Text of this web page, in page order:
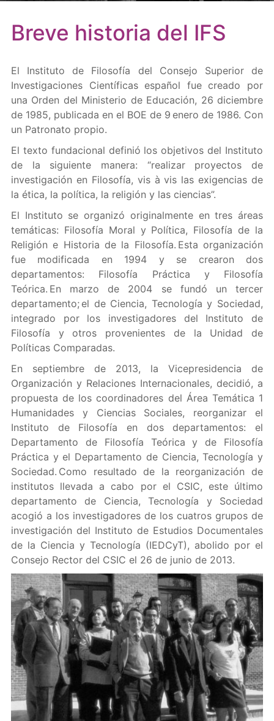
Breve historia del IFS
El Instituto de Filosofía del Consejo Superior de
Investigaciones Científicas español fue creado por
una Orden del Ministerio de Educación, 26 diciembre
de 1985, publicada en el BOE de 9 enero de 1986. Con
un Patronato propio.
El texto fundacional definió los objetivos del Instituto
de la siguiente manera: “realizar proyectos de
investigación en Filosofía, vis à vis las exigencias de
la ética, la política, la religión y las ciencias”.
El Instituto se organizó originalmente en tres áreas
temáticas: Filosofía Moral y Política, Filosofía de la
Religión e Historia de la Filosofía. Esta organización
fue modificada en 1994 y se crearon dos
departamentos: Filosofía Práctica y Filosofía
Teórica. En marzo de 2004 se fundó un tercer
departamento; el de Ciencia, Tecnología y Sociedad,
integrado por los investigadores del Instituto de
Filosofía y otros provenientes de la Unidad de
Políticas Comparadas.
En septiembre de 2013, la Vicepresidencia de
Organización y Relaciones Internacionales, decidió, a
propuesta de los coordinadores del Área Temática 1
Humanidades y Ciencias Sociales, reorganizar el
Instituto de Filosofía en dos departamentos: el
Departamento de Filosofía Teórica y de Filosofía
Práctica y el Departamento de Ciencia, Tecnología y
Sociedad. Como resultado de la reorganización de
institutos llevada a cabo por el CSIC, este último
departamento de Ciencia, Tecnología y Sociedad
acogió a los investigadores de los cuatros grupos de
investigación del Instituto de Estudios Documentales
de la Ciencia y Tecnología (IEDCyT), abolido por el
Consejo Rector del CSIC el 26 de junio de 2013.